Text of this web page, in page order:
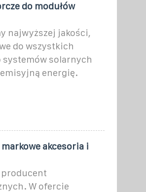
do modułów
najwyższej jakości,
do wszystkich
solarnych
energię.
akcesoria i
producent
W ofercie